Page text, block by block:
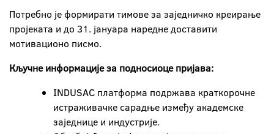
Потребно је формирати тимове за заједничко креирање
пројеката и до 31. јануара наредне доставити
мотивационо писмо.
Кључне информације за подносиоце пријава:
INDUSAC платформа подржава краткорочне
истраживачке сарадње између академске
заједнице и индустрије.